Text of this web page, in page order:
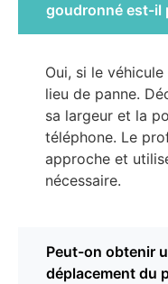
goudronné est-il
Oui, si le
lieu de panne.
sa largeur et la
téléphone. Le
approche et
nécessaire.
Peut-on obtenir
déplacement du